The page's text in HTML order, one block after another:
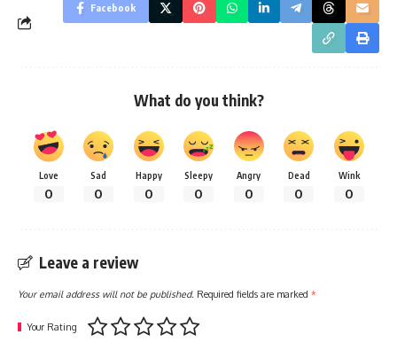
Facebook
What do you think?
Love
0
Sad
0
Happy
0
Sleepy
0
Angry
0
Dead
0
Wink
0
Leave a review
Your email address will not be published. Required fields are marked *
Your Rating